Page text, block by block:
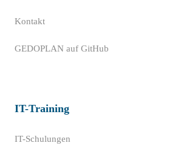
Kontakt
GEDOPLAN auf GitHub
IT-Training
IT-Schulungen